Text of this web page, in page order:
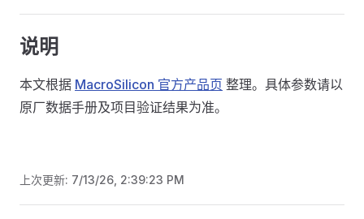
说明
本文根据 MacroSilicon 官方产品页 整理。具体参数请以
原厂数据手册及项目验证结果为准。
上次更新: 7/13/26, 2:39:23 PM